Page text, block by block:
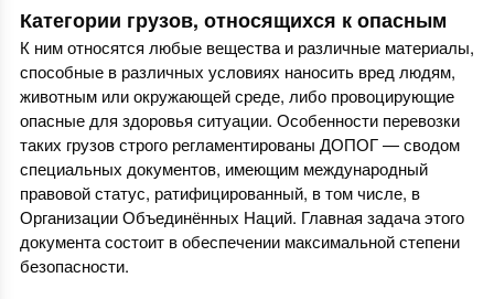
Категории грузов, относящихся к опасным
К ним относятся любые вещества и различные материалы,
способные в различных условиях наносить вред людям,
животным или окружающей среде, либо провоцирующие
опасные для здоровья ситуации. Особенности перевозки
таких грузов строго регламентированы ДОПОГ — сводом
специальных документов, имеющим международный
правовой статус, ратифицированный, в том числе, в
Организации Объединённых Наций. Главная задача этого
документа состоит в обеспечении максимальной степени
безопасности.